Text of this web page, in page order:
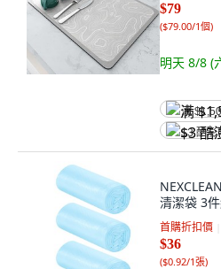
$79
($79.00/1個)
明天 8/8 (
满
$3 酷澎
清潔袋 3
首購折扣價
$36
($0.92/1張)